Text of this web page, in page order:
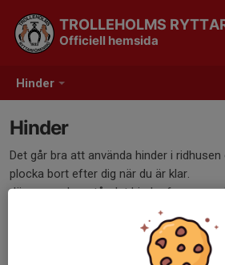
Hinder
TROLLEHOLMS
Officiell hemsida
Hinder
Det går bra att använda hinder i
plocka bort efter dig när du är klar.
Jämna veckor står det hinder framme